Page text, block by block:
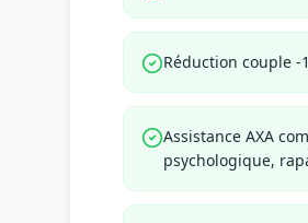
Réduction couple -
Assistance AXA
psychologique,